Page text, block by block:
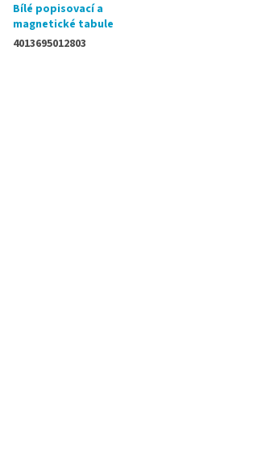
Bílé popisovací a
magnetické tabule
4013695012803